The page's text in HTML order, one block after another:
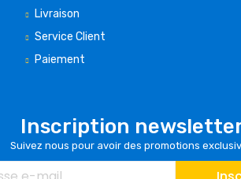
Livraison
Service Client
Paiement
Inscription
Suivez nous pour avoir des promotions